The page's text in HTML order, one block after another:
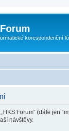
korespondenční
Forum“ (dále jen
návštěvy.